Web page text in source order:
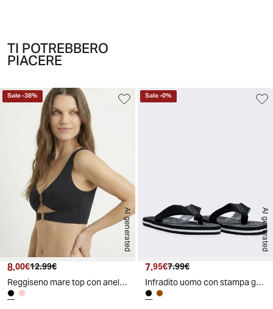
TI POTREBBERO
PIACERE
AI generated
Sale-38%
Prezzo attuale
8.00€ Prezzo originale
12.99€
Reggiseno mare top con anelli per donne - Nero
AI generated
Sale-0%
Prezzo attuale
7.95€ Prezzo originale
7.99€
Infradito uomo con stampa geometrica - Nero